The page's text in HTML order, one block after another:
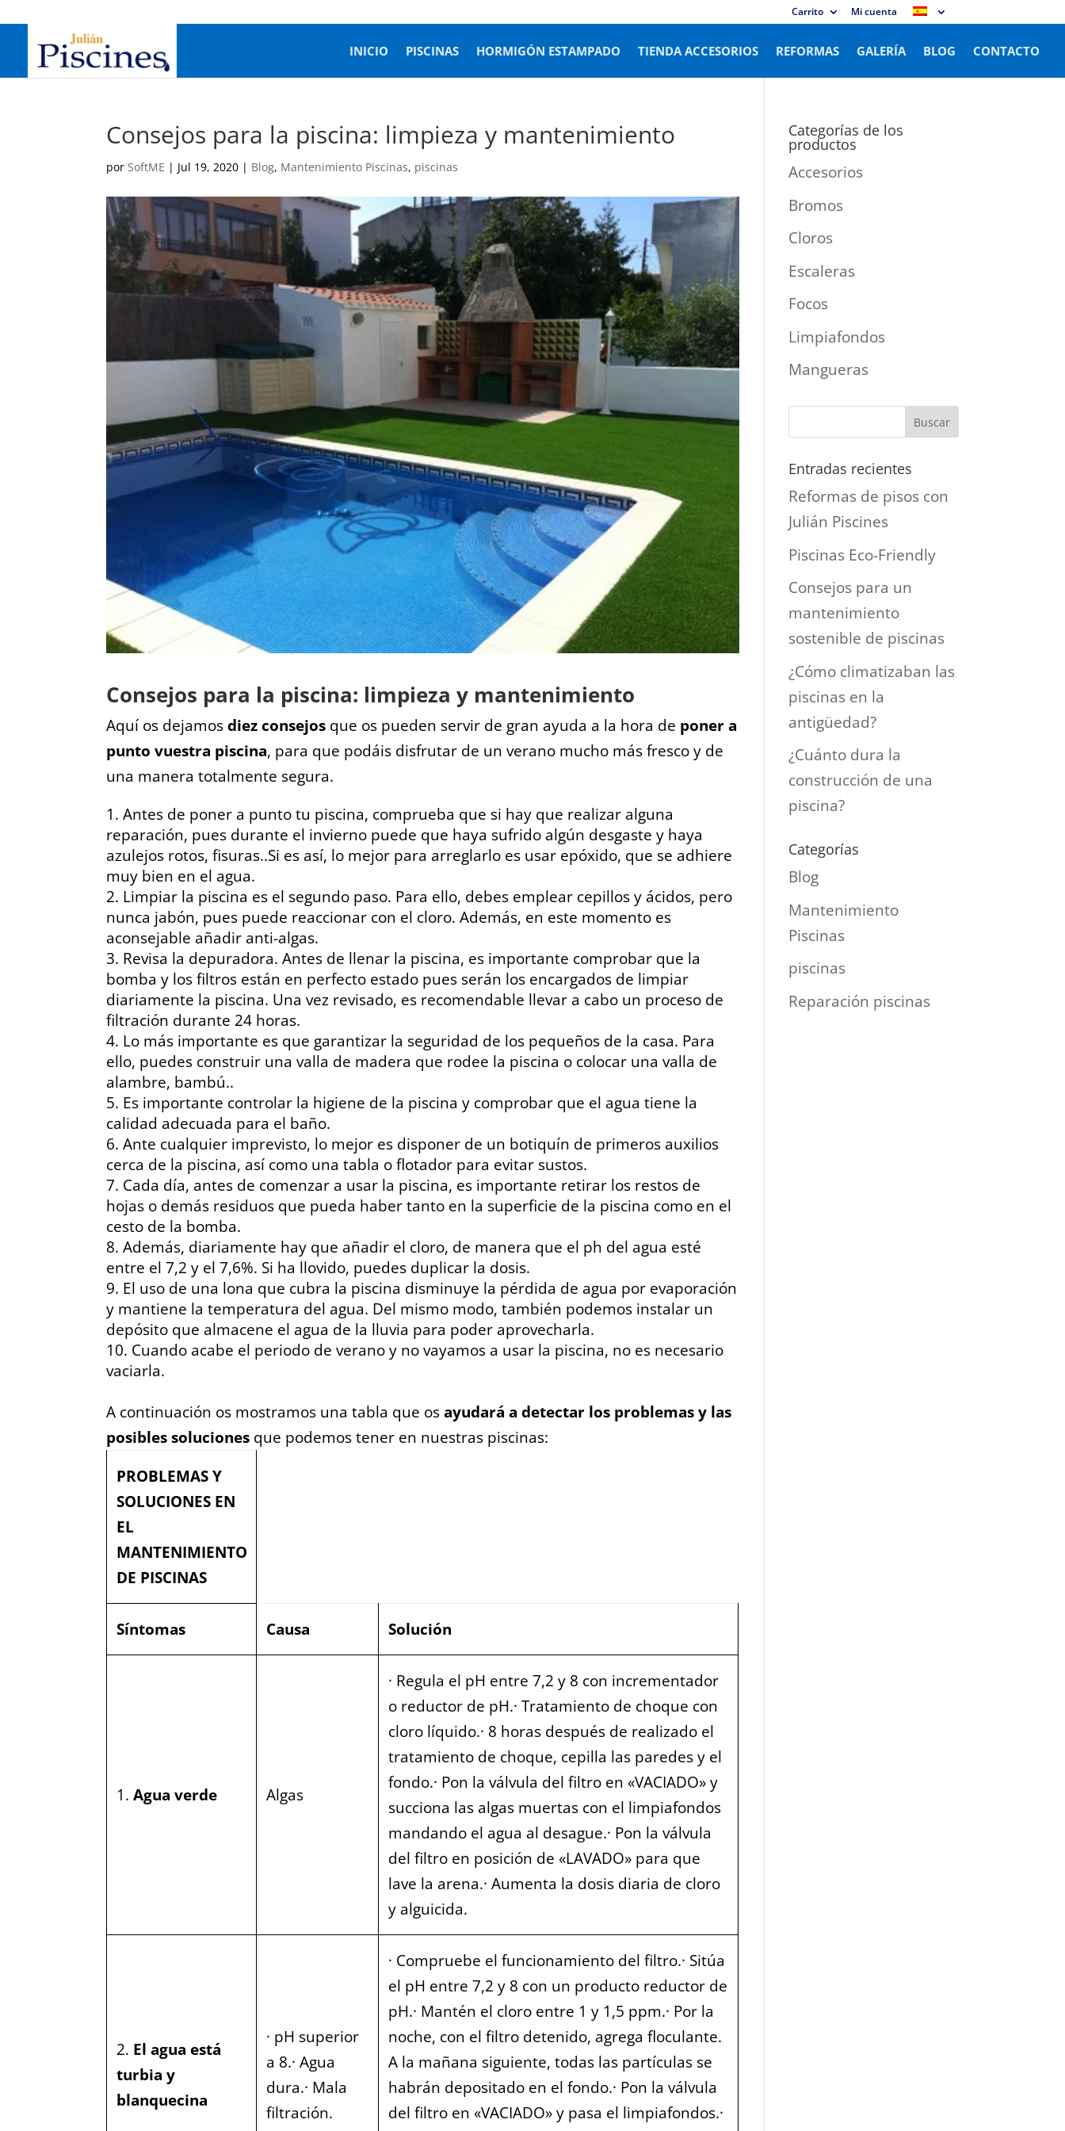
Carrito Mi cuenta
INICIO PISCINAS HORMIGÓN ESTAMPADO TIENDA ACCESORIOS REFORMAS GALERÍA BLOG CONTACTO
Consejos para la piscina: limpieza y mantenimiento
porSoftME | Jul 19, 2020 | Blog, Mantenimiento Piscinas, piscinas
Consejos para la piscina: limpieza y mantenimiento
Aquí os dejamosdiez consejos que os pueden servir de gran ayuda a la hora de poner a
punto vuestra piscina, para que podáis disfrutar de un verano mucho más fresco y de
una manera totalmente segura.
Antes de poner a punto tu piscina, comprueba que si hay que realizar alguna
reparación, pues durante el invierno puede que haya sufrido algún desgaste y haya
azulejos rotos, fisuras..Si es así, lo mejor para arreglarlo es usar epóxido, que se adhiere
muy bien en el agua.
Limpiar la piscina es el segundo paso. Para ello, debes emplear cepillos y ácidos, pero
nunca jabón, pues puede reaccionar con el cloro. Además, en este momento es
aconsejable añadir anti-algas.
Revisa la depuradora. Antes de llenar la piscina, es importante comprobar que la
bomba y los filtros están en perfecto estado pues serán los encargados de limpiar
diariamente la piscina. Una vez revisado, es recomendable llevar a cabo un proceso de
filtración durante 24 horas.
Lo más importante es que garantizar la seguridad de los pequeños de la casa. Para
ello, puedes construir una valla de madera que rodee la piscina o colocar una valla de
alambre, bambú..
Es importante controlar la higiene de la piscina y comprobar que el agua tiene la
calidad adecuada para el baño.
Ante cualquier imprevisto, lo mejor es disponer de un botiquín de primeros auxilios
cerca de la piscina, así como una tabla o flotador para evitar sustos.
Cada día, antes de comenzar a usar la piscina, es importante retirar los restos de
hojas o demás residuos que pueda haber tanto en la superficie de la piscina como en el
cesto de la bomba.
Además, diariamente hay que añadir el cloro, de manera que el ph del agua esté
entre el 7,2 y el 7,6%. Si ha llovido, puedes duplicar la dosis.
El uso de una lona que cubra la piscina disminuye la pérdida de agua por evaporación
y mantiene la temperatura del agua. Del mismo modo, también podemos instalar un
depósito que almacene el agua de la lluvia para poder aprovecharla.
Cuando acabe el periodo de verano y no vayamos a usar la piscina, no es necesario
vaciarla.
A continuación os mostramos una tabla que osayudará a detectar los problemas y las
posibles soluciones que podemos tener en nuestras piscinas:
PROBLEMAS Y
SOLUCIONES EN
EL
MANTENIMIENTO
DE PISCINAS
Síntomas Causa Solución
1. Agua verde Algas
· Regula el pH entre 7,2 y 8 con incrementador
o reductor de pH.· Tratamiento de choque con
cloro líquido.· 8 horas después de realizado el
tratamiento de choque, cepilla las paredes y el
fondo.· Pon la válvula del filtro en «VACIADO» y
succiona las algas muertas con el limpiafondos
mandando el agua al desague.· Pon la válvula
del filtro en posición de «LAVADO» para que
lave la arena.· Aumenta la dosis diaria de cloro
y alguicida.
2. El agua está
turbia y
blanquecina
· pH superior
a 8.· Agua
dura.· Mala
filtración.
· Compruebe el funcionamiento del filtro.· Sitúa
el pH entre 7,2 y 8 con un producto reductor de
pH.· Mantén el cloro entre 1 y 1,5 ppm.· Por la
noche, con el filtro detenido, agrega floculante.
A la mañana siguiente, todas las partículas se
habrán depositado en el fondo.· Pon la válvula
del filtro en «VACIADO» y pasa el limpiafondos.·
Categorías de los
productos
Accesorios
Bromos
Cloros
Escaleras
Focos
Limpiafondos
Mangueras
Entradas recientes
Reformas de pisos con
Julián Piscines
Piscinas Eco-Friendly
Consejos para un
mantenimiento
sostenible de piscinas
¿Cómo climatizaban las
piscinas en la
antigüedad?
¿Cuánto dura la
construcción de una
piscina?
Categorías
Blog
Mantenimiento
Piscinas
piscinas
Reparación piscinas